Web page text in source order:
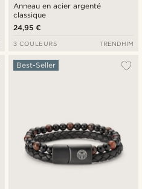
Anneau en acier argenté
classique
24,95 €
3 COULEURS TRENDHIM
Best-Seller